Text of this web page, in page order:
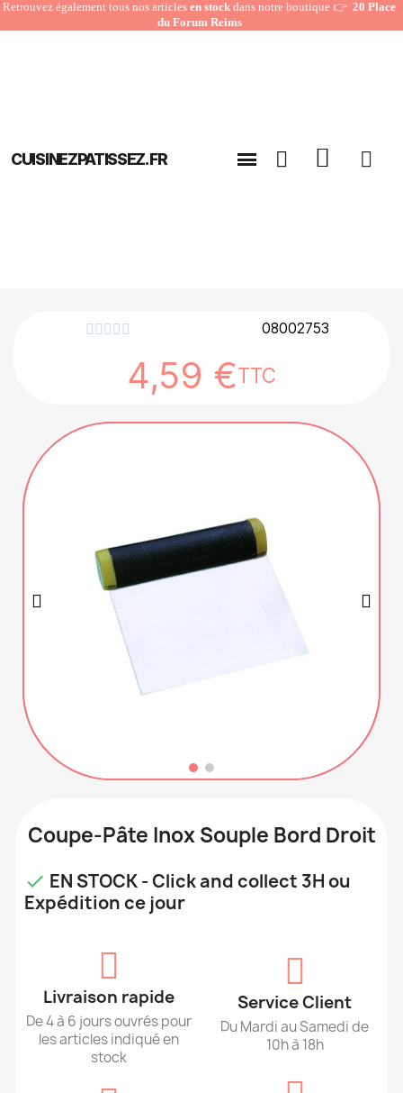
Retrouvez également tous nos articles en stock dans notre boutique 👉20 Place
du Forum Reims
CUISINEZPATISSEZ.FR
     08002753
4,59 €TTC
Coupe-Pâte Inox Souple Bord Droit
 EN STOCK - Click and collect 3H ou
Expédition ce jour
Livraison rapide
De 4 à 6 jours ouvrés pour
les articles indiqué en
stock
Service Client
Du Mardi au Samedi de
10h à 18h